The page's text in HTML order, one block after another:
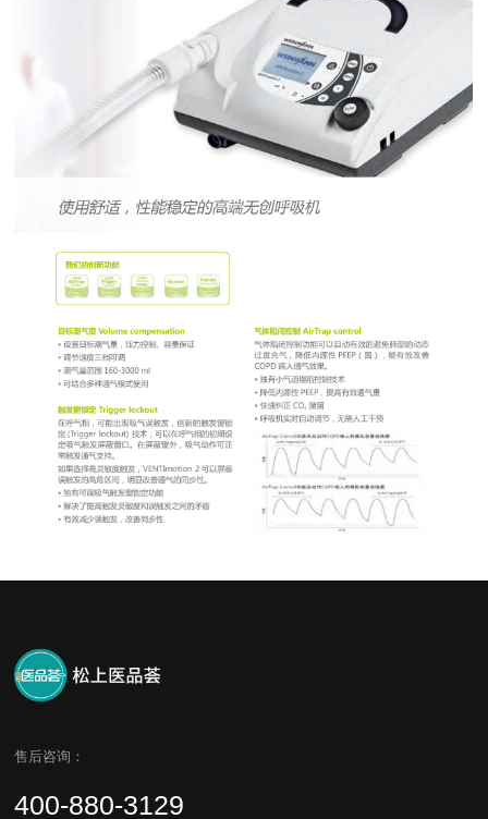
售后咨询：
400-880-3129